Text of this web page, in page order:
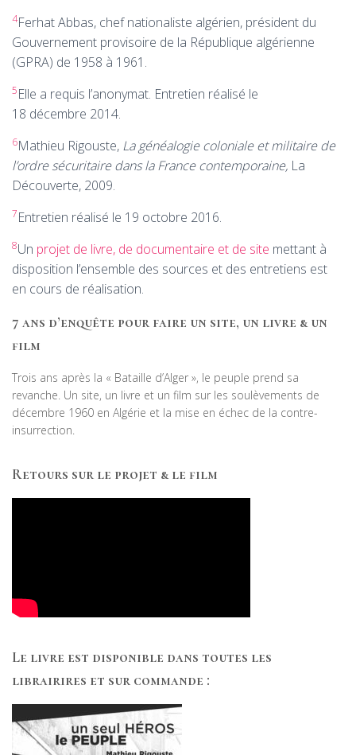
4Ferhat Abbas, chef nationaliste algérien, président du
Gouvernement provisoire de la République algérienne
(GPRA) de 1958 à 1961.
5Elle a requis l’anonymat. Entretien réalisé le
18 décembre 2014.
6Mathieu Rigouste, La généalogie coloniale et militaire de
l’ordre sécuritaire dans la France contemporaine, La
Découverte, 2009.
7Entretien réalisé le 19 octobre 2016.
8Un projet de livre, de documentaire et de site mettant à
disposition l’ensemble des sources et des entretiens est
en cours de réalisation.
7 ans d’enquête pour faire un site, un livre & un
film
Trois ans après la « Bataille d’Alger », le peuple prend sa
revanche. Un site, un livre et un film sur les soulèvements de
décembre 1960 en Algérie et la mise en échec de la contre-
insurrection.
Retours sur le projet & le film
Le livre est disponible dans toutes les
librairires et sur commande :